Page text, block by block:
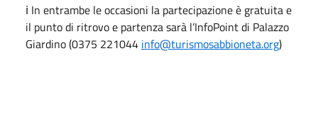
ℹ️ In entrambe le occasioni la partecipazione è gratuita e
il punto di ritrovo e partenza sarà l’InfoPoint di Palazzo
Giardino (0375 221044 info@turismosabbioneta.org)